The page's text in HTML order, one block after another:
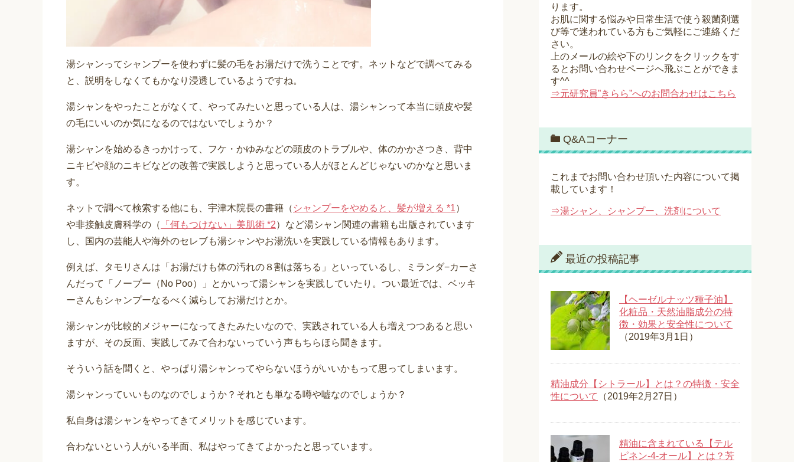
湯シャンってシャンプーを使わずに髪の毛をお湯だけで洗うことです。ネットなどで調べてみる
と、説明をしなくてもかなり浸透しているようですね。
湯シャンをやったことがなくて、やってみたいと思っている人は、湯シャンって本当に頭皮や髪
の毛にいいのか気になるのではないでしょうか？
湯シャンを始めるきっかけって、フケ・かゆみなどの頭皮のトラブルや、体のかかさつき、背中
ニキビや顔のニキビなどの改善で実践しようと思っている人がほとんどじゃないのかなと思いま
す。
ネットで調べて検索する他にも、宇津木院長の書籍（ シャンプーをやめると、髪が増える *1）
や非接触皮膚科学の（
「何もつけない」美肌術 *2）など湯シャン関連の書籍も出版されています
し、国内の芸能人や海外のセレブも湯シャンやお湯洗いを実践している情報もあります。
例えば、タモリさんは「お湯だけも体の汚れの８割は落ちる」といっているし、ミランダ−カーさ
んだって「ノープー（No Poo）」とかいって湯シャンを実践していたり。つい最近では、ベッキ
ーさんもシャンプーなるべく減らしてお湯だけとか。
湯シャンが比較的メジャーになってきたみたいなので、実践されている人も増えつつあると思い
ますが、その反面、実践してみて合わないっていう声もちらほら聞きます。
そういう話を聞くと、やっぱり湯シャンってやらないほうがいいかもって思ってしまいます。
湯シャンっていいものなのでしょうか？それとも単なる噂や嘘なのでしょうか？
私自身は湯シャンをやってきてメリットを感じています。
合わないという人がいる半面、私はやってきてよかったと思っています。
ります。
お肌に関する悩みや日常生活で使う殺菌剤選
び等で迷われている方もご気軽にご連絡くだ
さい。
上のメールの絵や下のリンクをクリックをす
るとお問い合わせページへ飛ぶことができま
す^^
⇒元研究員”きらら”へのお問合わせはこちら
Q&Aコーナー
これまでお問い合わせ頂いた内容について掲
載しています！
⇒湯シャン、シャンプー、洗剤について
最近の投稿記事
【ヘーゼルナッツ種子油】
化粧品・天然油脂成分の特
徴・効果と安全性について
（2019年3月1日）
精油成分【シトラール】とは？の特徴・安全
性について
（2019年2月27日）
精油に含まれている【テル
ピネン-4-オール】とは？芳